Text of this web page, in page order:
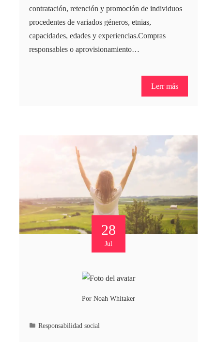
contratación, retención y promoción de individuos
procedentes de variados géneros, etnias,
capacidades, edades y experiencias.Compras
responsables o aprovisionamiento…
Lerr más
28
Jul
Por Noah Whitaker
Responsabilidad social